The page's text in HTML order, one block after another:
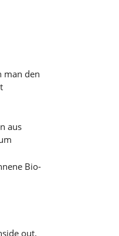
man den
aus
Bio-
out.